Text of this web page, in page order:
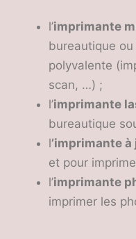
l’imprimante
bureautique
polyvalente
scan, …) ;
l’imprimante
bureautique
l’imprimante à
et pour
l’imprimante
imprimer les